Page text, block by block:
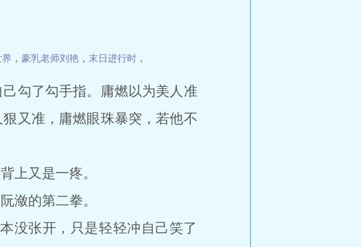
， 豪乳老师刘艳 ， 末日进行时 ，
勾了勾手指。庸燃以为美人准
又准，庸燃眼珠暴突，若他不
又是一疼。
的第二拳。
张开，只是轻轻冲自己笑了